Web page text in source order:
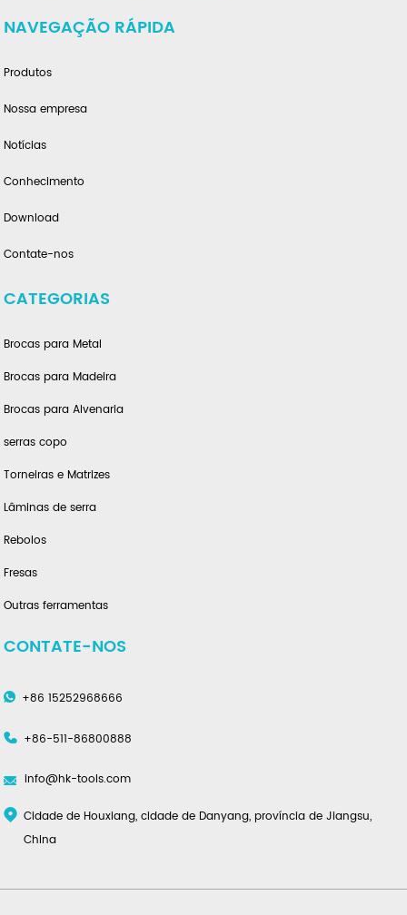
NAVEGAÇÃO RÁPIDA
Produtos
Nossa empresa
Notícias
Conhecimento
Download
Contate-nos
CATEGORIAS
Brocas para Metal
Brocas para Madeira
Brocas para Alvenaria
serras copo
Torneiras e Matrizes
Lâminas de serra
Rebolos
Fresas
Outras ferramentas
CONTATE-NOS
+86 15252968666
+86-511-86800888
info@hk-tools.com
Cidade de Houxiang, cidade de Danyang, província de Jiangsu,
China